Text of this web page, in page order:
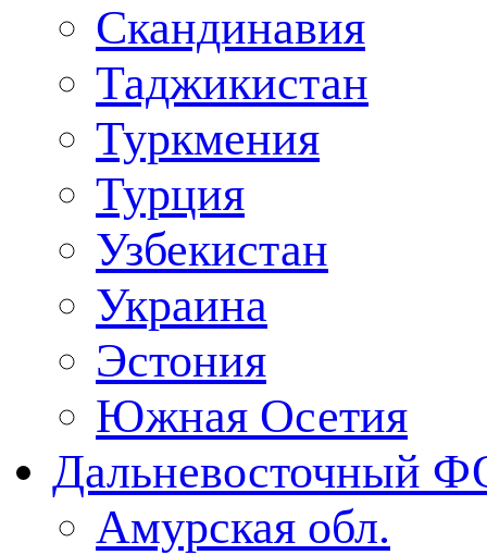
Скандинавия
Таджикистан
Туркмения
Турция
Узбекистан
Украина
Эстония
Южная Осетия
Дальневосточный
Амурская обл.